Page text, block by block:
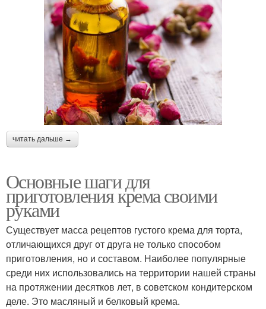
читать дальше →
Основные шаги для
приготовления крема своими
руками
Существует масса рецептов густого крема для торта,
отличающихся друг от друга не только способом
приготовления, но и составом. Наиболее популярные
среди них использовались на территории нашей страны
на протяжении десятков лет, в советском кондитерском
деле. Это масляный и белковый крема.